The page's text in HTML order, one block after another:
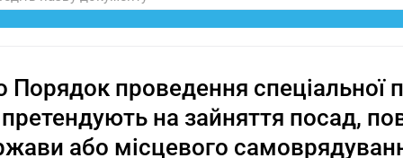
Порядок проведення спеціальної
претендують на зайняття посад,
або місцевого